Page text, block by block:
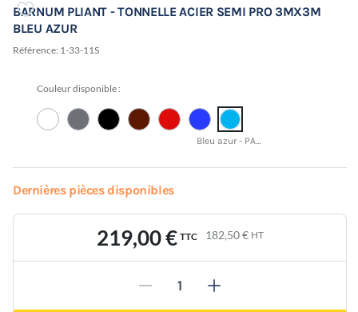
BARNUM PLIANT - TONNELLE ACIER SEMI PRO 3MX3M
BLEU AZUR
Référence: 1-33-11S
Couleur disponible :
Bleu azur - PANTONE 17-4433 TCX
Dernières pièces disponibles
219,00 € TTC 182,50 € HT
- +